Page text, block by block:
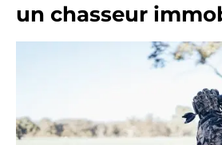
un chasseur